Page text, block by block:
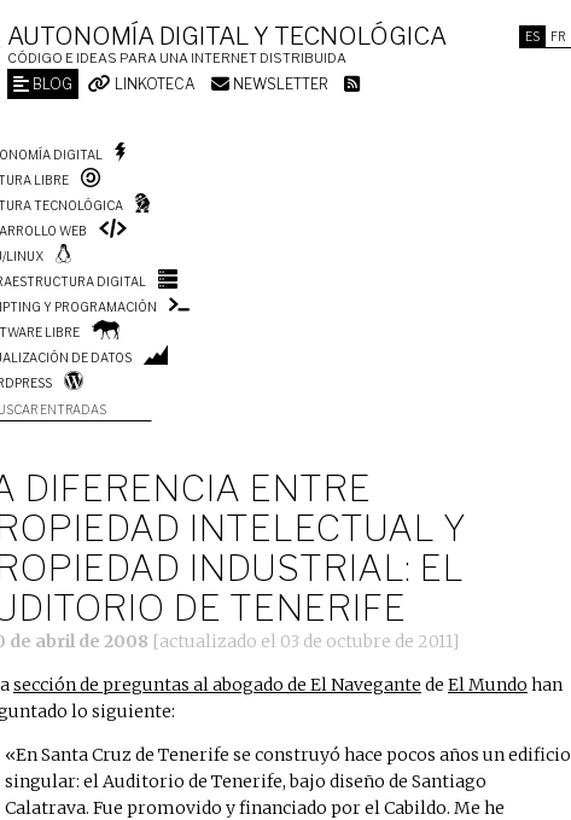
ES FR
AUTONOMÍA DIGITAL Y TECNOLÓGICA
CÓDIGO E IDEAS PARA UNA INTERNET DISTRIBUIDA
BLOG LINKOTECA NEWSLETTER
DIGITAL
LIBRE
TECNOLÓGICA
WEB
LINUX
DIGITAL
Y PROGRAMACIÓN
LIBRE
DE DATOS
ENTRADAS
DIFERENCIA ENTRE
INTELECTUAL Y
INDUSTRIAL: EL
DE TENERIFE
de abril de 2008 [actualizado el 03 de octubre de 2011]
sección de preguntas al abogado de El Navegante de El Mundo han
lo siguiente:
En Santa Cruz de Tenerife se construyó hace pocos años un edificio
singular: el Auditorio de Tenerife, bajo diseño de Santiago
Calatrava. Fue promovido y financiado por el Cabildo. Me he